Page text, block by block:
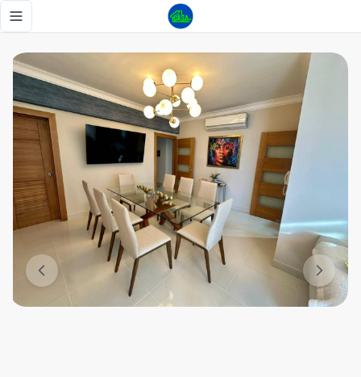
Toggle navigation menu
Alquilo apartamento de 3 habitaciones amueblado❗️ - Tu